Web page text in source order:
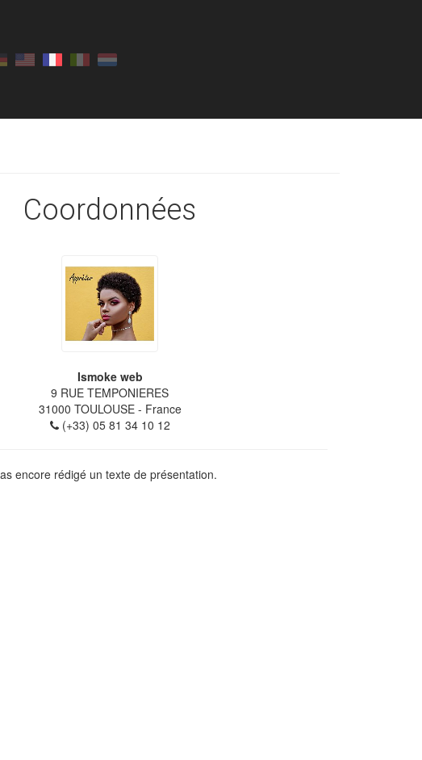
Coordonnées
Ismoke web
9 RUE TEMPONIERES
31000 TOULOUSE- France
(+33) 05 81 34 10 12
encore rédigé un texte de présentation.